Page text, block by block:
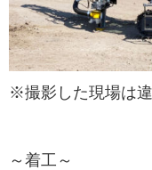
※撮影した現場は違
～着工～